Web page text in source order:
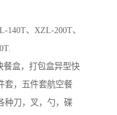
140T、XZL-200T、
餐盒，打包盒异型快
套，五件套航空餐
种刀，叉，勺，碟